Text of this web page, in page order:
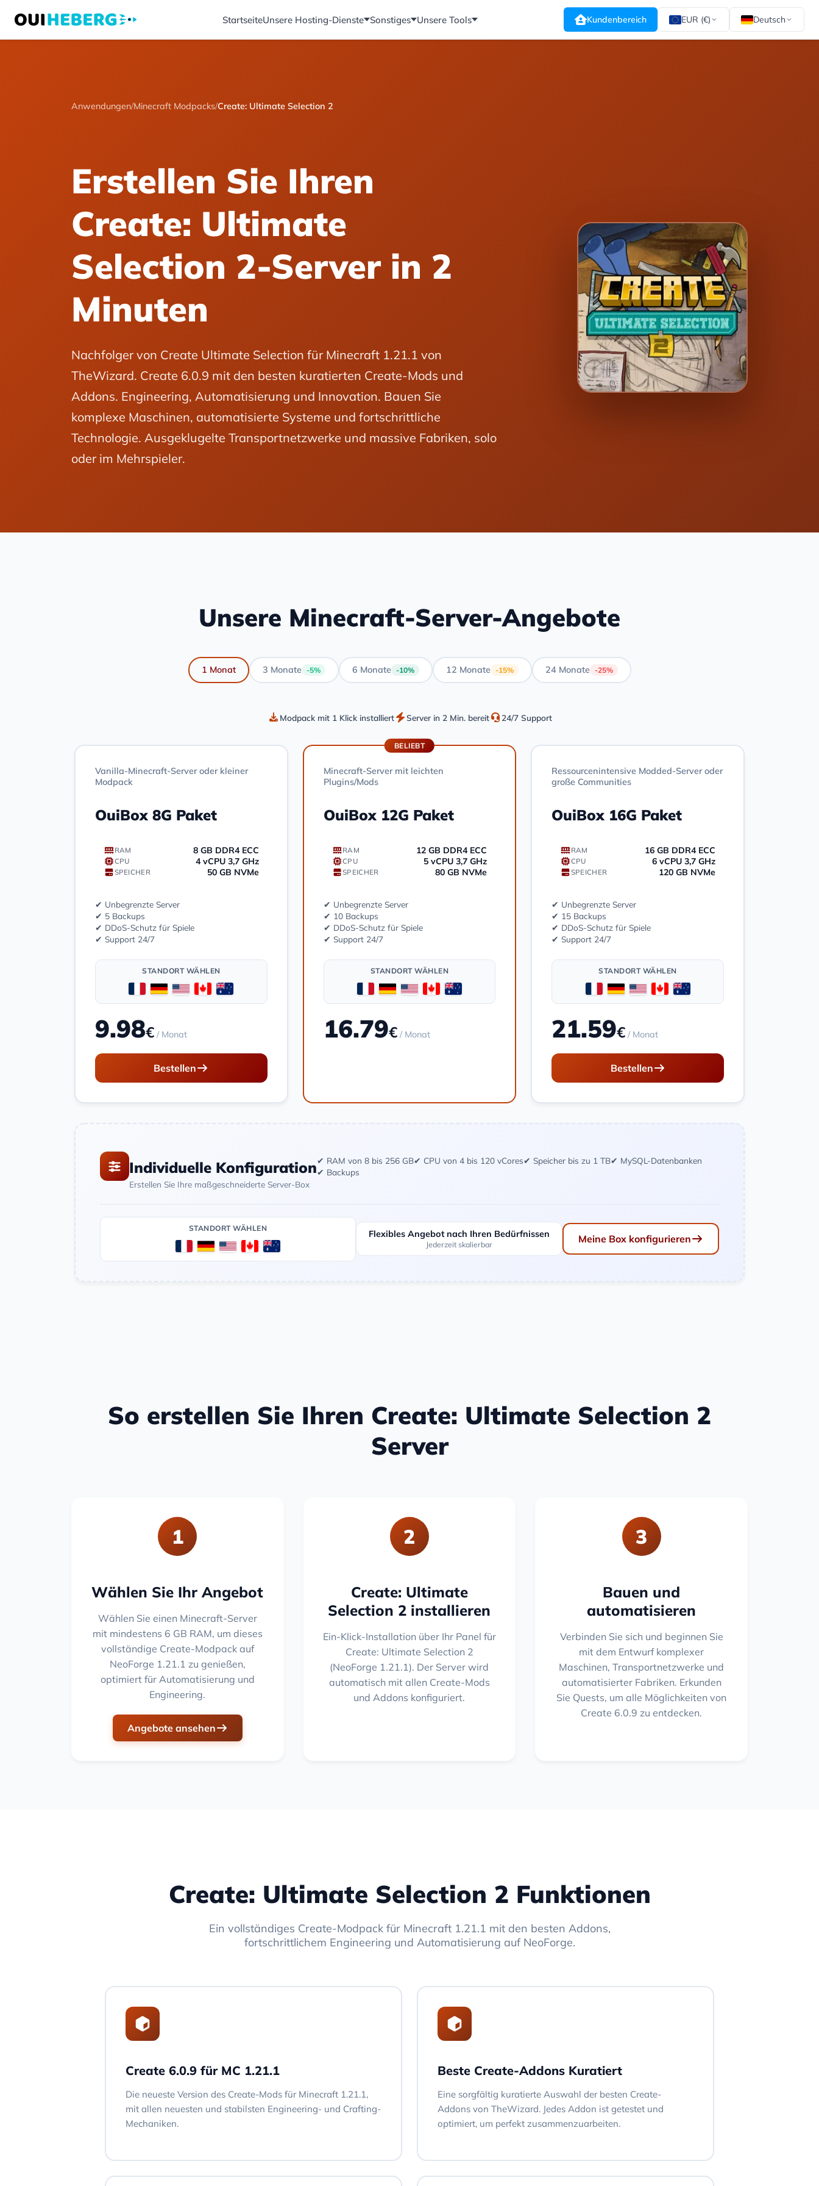
StartseiteUnsere Hosting-Dienste Sonstiges Unsere Tools Kundenbereich EUR (€) Deutsch
Anwendungen/Minecraft Modpacks/Create: Ultimate Selection 2
Erstellen Sie Ihren
Create: Ultimate
Selection 2-Server in 2
Minuten
Nachfolger von Create Ultimate Selection für Minecraft 1.21.1 von
TheWizard. Create 6.0.9 mit den besten kuratierten Create-Mods und
Addons. Engineering, Automatisierung und Innovation. Bauen Sie
komplexe Maschinen, automatisierte Systeme und fortschrittliche
Technologie. Ausgeklugelte Transportnetzwerke und massive Fabriken, solo
oder im Mehrspieler.
Unsere Minecraft-Server-Angebote
1 Monat 3 Monate -5% 6 Monate -10% 12 Monate -15% 24 Monate -25%
Modpack mit 1 Klick installiert Server in 2 Min. bereit 24/7 Support
Vanilla-Minecraft-Server oder kleiner
Modpack
OuiBox 8G Paket
RAM 8 GB DDR4 ECC
CPU 4 vCPU 3,7 GHz
SPEICHER 50 GB NVMe
✔ Unbegrenzte Server
✔ 5 Backups
✔ DDoS-Schutz für Spiele
✔ Support 24/7
STANDORT WÄHLEN
9.98€ / Monat
Bestellen
BELIEBT
Minecraft-Server mit leichten
Plugins/Mods
OuiBox 12G Paket
RAM 12 GB DDR4 ECC
CPU 5 vCPU 3,7 GHz
SPEICHER 80 GB NVMe
✔ Unbegrenzte Server
✔ 10 Backups
✔ DDoS-Schutz für Spiele
✔ Support 24/7
STANDORT WÄHLEN
16.79€ / Monat
Ressourcenintensive Modded-Server oder
große Communities
OuiBox 16G Paket
RAM 16 GB DDR4 ECC
CPU 6 vCPU 3,7 GHz
SPEICHER 120 GB NVMe
✔ Unbegrenzte Server
✔ 15 Backups
✔ DDoS-Schutz für Spiele
✔ Support 24/7
STANDORT WÄHLEN
21.59€ / Monat
Bestellen
Individuelle Konfiguration
Erstellen Sie Ihre maßgeschneiderte Server-Box
✔ RAM von 8 bis 256 GB✔ CPU von 4 bis 120 vCores✔ Speicher bis zu 1 TB✔ MySQL-Datenbanken
✔ Backups
STANDORT WÄHLEN
Flexibles Angebot nach Ihren Bedürfnissen
Jederzeit skalierbar Meine Box konfigurieren
So erstellen Sie Ihren Create: Ultimate Selection 2
Server
1
Wählen Sie Ihr Angebot
Wählen Sie einen Minecraft-Server
mit mindestens 6 GB RAM, um dieses
vollständige Create-Modpack auf
NeoForge 1.21.1 zu genießen,
optimiert für Automatisierung und
Engineering.
Angebote ansehen
2
Create: Ultimate
Selection 2 installieren
Ein-Klick-Installation über Ihr Panel für
Create: Ultimate Selection 2
(NeoForge 1.21.1). Der Server wird
automatisch mit allen Create-Mods
und Addons konfiguriert.
3
Bauen und
automatisieren
Verbinden Sie sich und beginnen Sie
mit dem Entwurf komplexer
Maschinen, Transportnetzwerke und
automatisierter Fabriken. Erkunden
Sie Quests, um alle Möglichkeiten von
Create 6.0.9 zu entdecken.
Create: Ultimate Selection 2 Funktionen
Ein vollständiges Create-Modpack für Minecraft 1.21.1 mit den besten Addons,
fortschrittlichem Engineering und Automatisierung auf NeoForge.
Create 6.0.9 für MC 1.21.1
Die neueste Version des Create-Mods für Minecraft 1.21.1,
mit allen neuesten und stabilsten Engineering- und Crafting-
Mechaniken.
Beste Create-Addons Kuratiert
Eine sorgfältig kuratierte Auswahl der besten Create-
Addons von TheWizard. Jedes Addon ist getestet und
optimiert, um perfekt zusammenzuarbeiten.